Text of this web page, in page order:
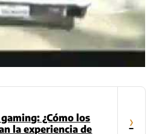
¿Cómo los
la experiencia de
›